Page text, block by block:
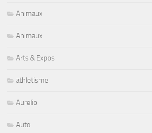
Animaux
Animaux
Arts & Expos
athletisme
Aurelio
Auto